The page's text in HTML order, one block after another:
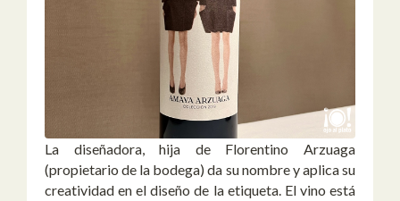
La diseñadora, hija de Florentino Arzuaga
(propietario de la bodega) da su nombre y aplica su
creatividad en el diseño de la etiqueta. El vino está